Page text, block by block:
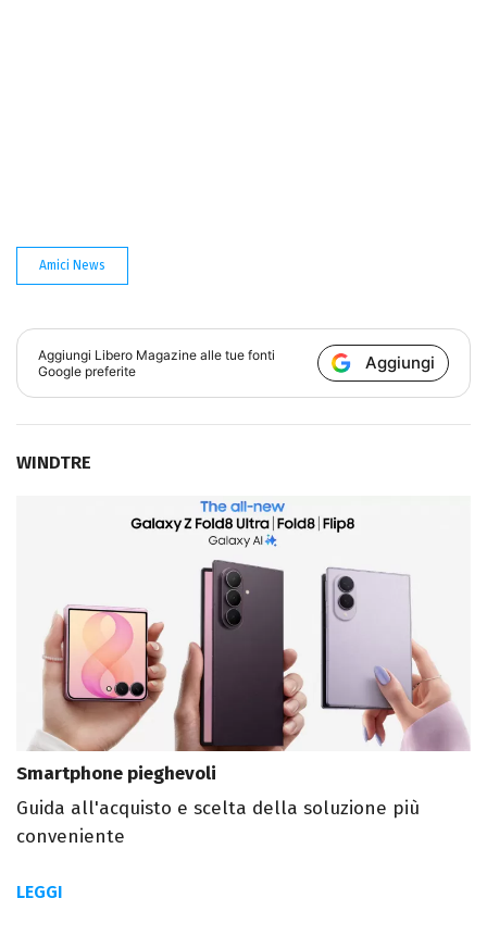
Amici News
Aggiungi Libero Magazine alle tue fonti
Google preferite
Aggiungi
WINDTRE
Smartphone pieghevoli
Guida all'acquisto e scelta della soluzione più
conveniente
LEGGI